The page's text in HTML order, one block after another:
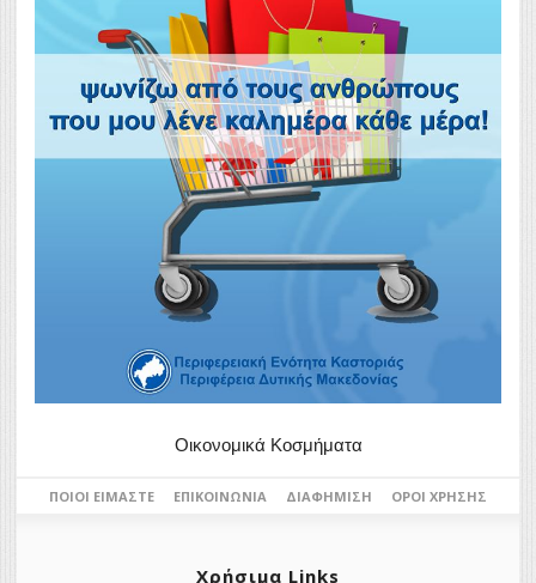
Οικονομικά Κοσμήματα
ΠΟΙΟΙ ΕΊΜΑΣΤΕ ΕΠΙΚΟΙΝΩΝΊΑ ΔΙΑΦΉΜΙΣΗ ΌΡΟΙ ΧΡΉΣΗΣ
Χρήσιμα Links